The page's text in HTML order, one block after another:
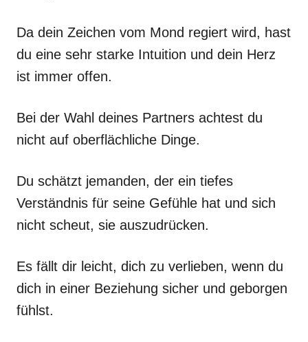
Da dein Zeichen vom Mond regiert wird, hast
du eine sehr starke Intuition und dein Herz
ist immer offen.
Bei der Wahl deines Partners achtest du
nicht auf oberflächliche Dinge.
Du schätzt jemanden, der ein tiefes
Verständnis für seine Gefühle hat und sich
nicht scheut, sie auszudrücken.
Es fällt dir leicht, dich zu verlieben, wenn du
dich in einer Beziehung sicher und geborgen
fühlst.